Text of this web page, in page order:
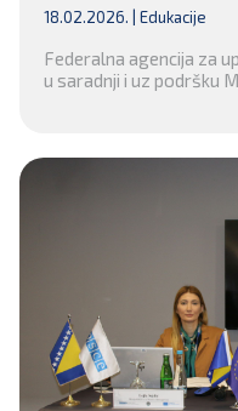
FINANSIJSKIH
18.02.2026. | Edukacije
Federalna agencija za
u saradnji i uz podršku